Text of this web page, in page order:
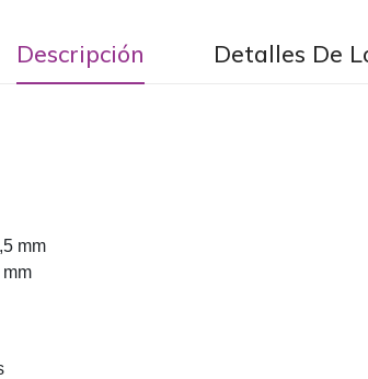
Descripción Detalles De
mm
mm